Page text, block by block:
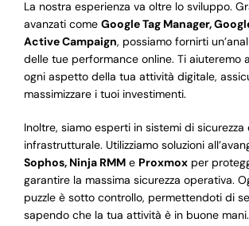
La nostra esperienza va oltre lo sviluppo.
avanzati come Google Tag Manager,
Active Campaign, possiamo fornirti
delle tue performance online. Ti aiuteremo
ogni aspetto della tua attività digitale,
massimizzare i tuoi investimenti.
Inoltre, siamo esperti in sistemi di sicurezza
infrastrutturale. Utilizziamo soluzioni
Sophos, Ninja RMMe Proxmoxper
garantire la massima sicurezza operativa.
puzzle è sotto controllo, permettendoti di
sapendo che la tua attività è in buone mani.